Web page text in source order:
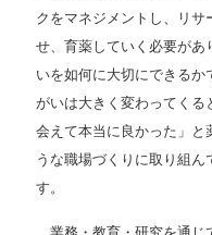
クをマネジメントし、リサ
せ、育薬していく必要があ
いを如何に大切にできるか
がいは大きく変わってくる
会えて本当に良かった」と
うな職場づくりに取り組ん
す。